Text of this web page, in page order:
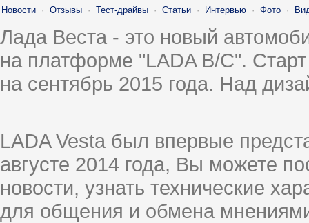
Новости · Отзывы · Тест-драйвы · Статьи · Интервью · Фото ·
Лада Веста - это новый
на платформе "LADA B/C".
на сентябрь 2015 года. Над
LADA Vesta был впервые
августе 2014 года, Вы можете
новости, узнать технические
для общения и обмена